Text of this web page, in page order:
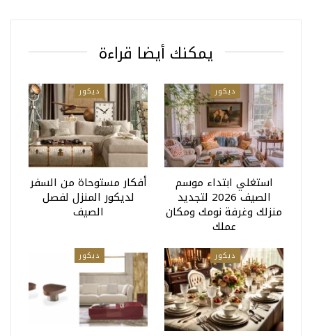
يمكنك أيضا قراءة
ديكور
استغلي ابتداء موسم
الصيف 2026 لتجديد
منزلك وغرفة نومك ومكان
عملك
ديكور
أفكار مستوحاة من السفر
لديكور المنزل لفصل
الصيف
ديكور ديكور